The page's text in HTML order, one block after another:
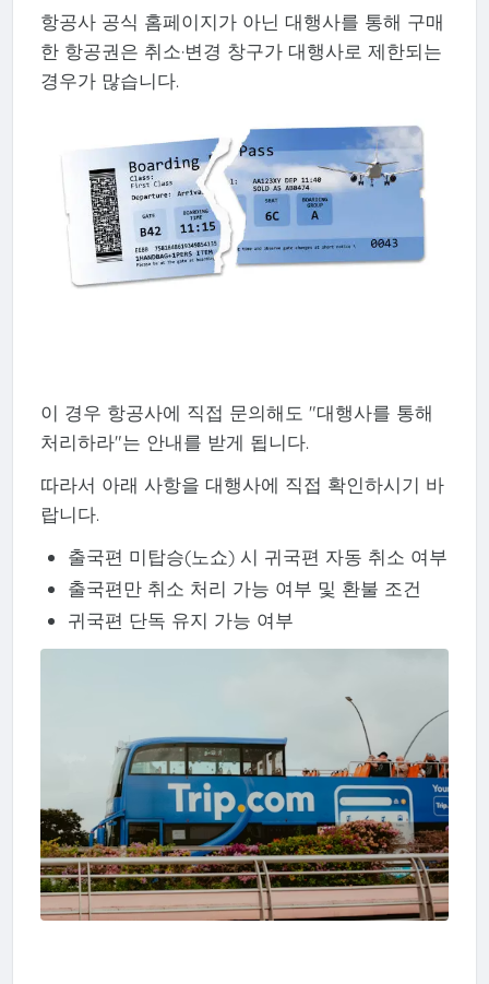
항공사 공식 홈페이지가 아닌 대행사를 통해 구매
한 항공권은 취소·변경 창구가 대행사로 제한되는
경우가 많습니다.
이 경우 항공사에 직접 문의해도 "대행사를 통해
처리하라"는 안내를 받게 됩니다.
따라서 아래 사항을 대행사에 직접 확인하시기 바
랍니다.
출국편 미탑승(노쇼) 시 귀국편 자동 취소 여부
출국편만 취소 처리 가능 여부 및 환불 조건
귀국편 단독 유지 가능 여부